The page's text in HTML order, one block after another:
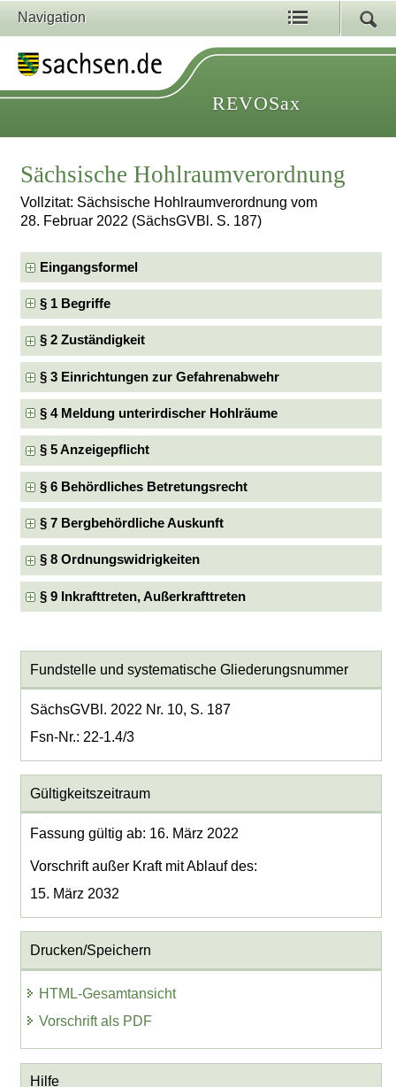
Navigation
REVOSax
Sächsische Hohlraumverordnung
Vollzitat: Sächsische Hohlraumverordnung vom
28. Februar 2022 (SächsGVBl. S. 187)
Eingangsformel
§ 1 Begriffe
§ 2 Zuständigkeit
§ 3 Einrichtungen zur Gefahrenabwehr
§ 4 Meldung unterirdischer Hohlräume
§ 5 Anzeigepflicht
§ 6 Behördliches Betretungsrecht
§ 7 Bergbehördliche Auskunft
§ 8 Ordnungswidrigkeiten
§ 9 Inkrafttreten, Außerkrafttreten
Fundstelle und systematische Gliederungsnummer
SächsGVBl. 2022 Nr. 10, S. 187
Fsn-Nr.: 22-1.4/3
Gültigkeitszeitraum
Fassung gültig ab: 16. März 2022
Vorschrift außer Kraft mit Ablauf des:
15. März 2032
Drucken/Speichern
HTML-Gesamtansicht
Vorschrift als PDF
Hilfe